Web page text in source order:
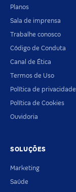
Planos
Sala de imprensa
Trabalhe conosco
Código de Conduta
Canal de Ética
Termos de Uso
Política de privacidade
Política de Cookies
Ouvidoria
SOLUÇÕES
Marketing
Saúde